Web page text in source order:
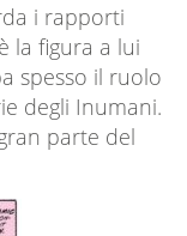
i rapporti
è la figura a lui
spesso il ruolo
degli Inumani.
parte del